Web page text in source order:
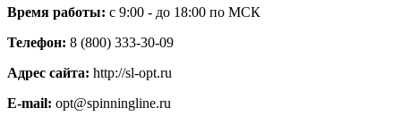
Время работы: с 9:00 - до 18:00 по МСК
Телефон: 8 (800) 333-30-09
Адрес сайта: http://sl-opt.ru
E-mail: opt@spinningline.ru